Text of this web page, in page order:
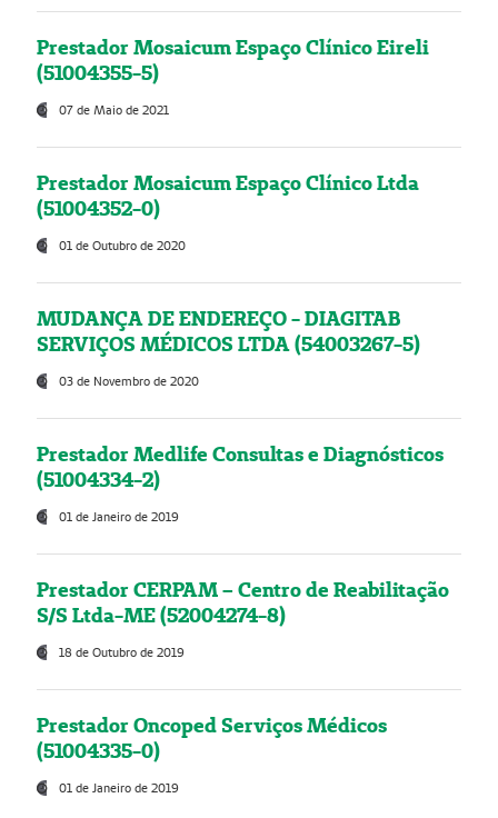
Prestador Mosaicum Espaço Clínico Eireli
(51004355-5)
07 de Maio de 2021
Prestador Mosaicum Espaço Clínico Ltda
(51004352-0)
01 de Outubro de 2020
MUDANÇA DE ENDEREÇO - DIAGITAB
SERVIÇOS MÉDICOS LTDA (54003267-5)
03 de Novembro de 2020
Prestador Medlife Consultas e Diagnósticos
(51004334-2)
01 de Janeiro de 2019
Prestador CERPAM – Centro de Reabilitação
S/S Ltda-ME (52004274-8)
18 de Outubro de 2019
Prestador Oncoped Serviços Médicos
(51004335-0)
01 de Janeiro de 2019